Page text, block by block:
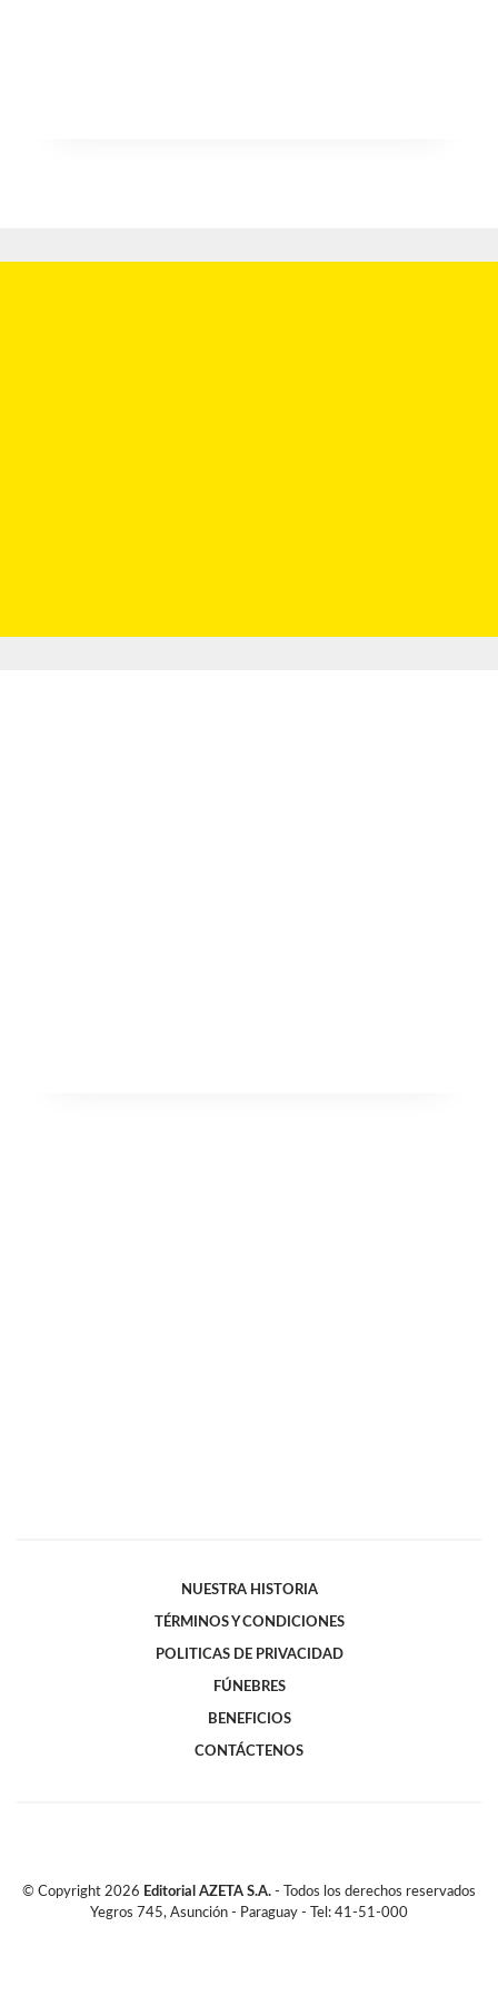
NUESTRA HISTORIA
TÉRMINOS Y CONDICIONES
POLITICAS DE PRIVACIDAD
FÚNEBRES
BENEFICIOS
CONTÁCTENOS
© Copyright 2026 Editorial AZETA S.A. - Todos los derechos reservados
Yegros 745, Asunción - Paraguay - Tel: 41-51-000